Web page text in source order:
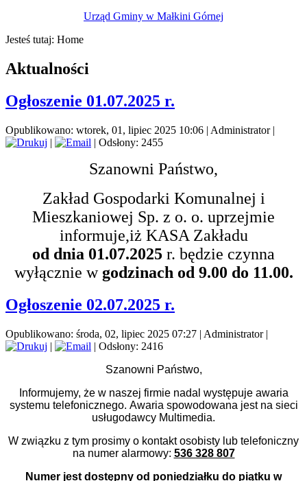
Urząd Gminy w Małkini Górnej
Jesteś tutaj: Home
Aktualności
Ogłoszenie 01.07.2025 r.
Opublikowano: wtorek, 01, lipiec 2025 10:06 | Administrator|
|
| Odsłony: 2455
Szanowni Państwo,
Zakład Gospodarki Komunalnej i
Mieszkaniowej Sp. z o. o. uprzejmie
informuje,iż KASA Zakładu
od dnia 01.07.2025 r. będzie czynna
wyłącznie w godzinach od 9.00 do 11.00.
Ogłoszenie 02.07.2025 r.
Opublikowano: środa, 02, lipiec 2025 07:27 | Administrator|
|
| Odsłony: 2416
Szanowni Państwo,
Informujemy, że w naszej firmie nadal występuje awaria
systemu telefonicznego. Awaria spowodowana jest na sieci
usługodawcy Multimedia.
W związku z tym prosimy o kontakt osobisty lub telefoniczny
na numer alarmowy: 536 328 807
Numer jest dostępny od poniedziałku do piątku w